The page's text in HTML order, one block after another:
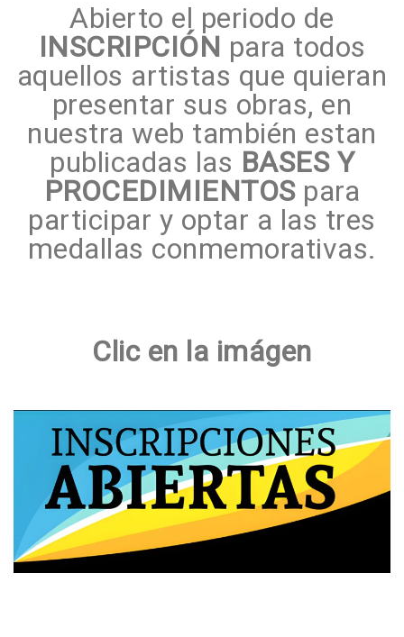
Abierto el periodo de
INSCRIPCIÓN para todos
aquellos artistas que quieran
presentar sus obras, en
nuestra web también estan
publicadas las BASES Y
PROCEDIMIENTOSpara
participar y optar a las tres
medallas conmemorativas.
Clic en la imágen